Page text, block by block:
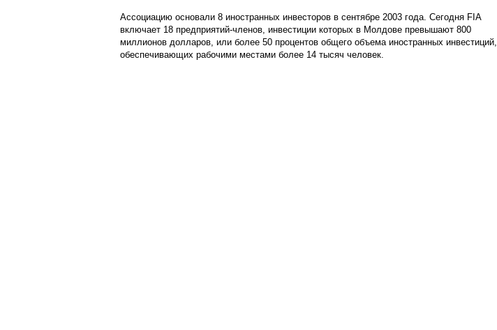
Ассоциацию основали 8 иностранных инвесторов в сентябре 2003 года. Сегодня FIA
включает 18 предприятий-членов, инвестиции которых в Молдове превышают 800
миллионов долларов, или более 50 процентов общего объема иностранных инвестиций,
обеспечивающих рабочими местами более 14 тысяч человек.